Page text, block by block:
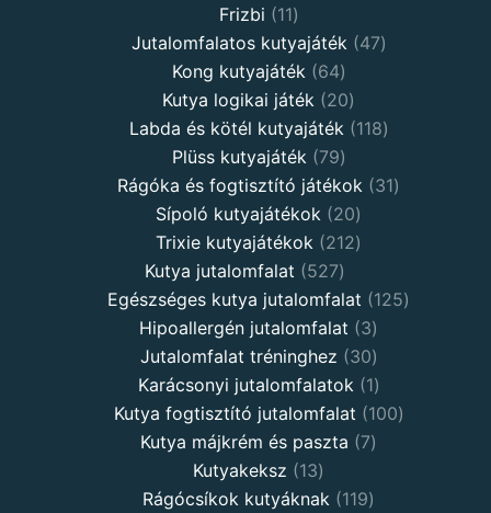
Frizbi 1111
products
Jutalomfalatos kutyajáték 4747
Kong kutyajáték 6464
products
Kutya logikai játék 2020
products
Labda és kötél kutyajáték 118118
Plüss kutyajáték 7979
products
Rágóka és fogtisztító játékok 3131
Sípoló kutyajátékok 2020
products
Trixie kutyajátékok 212212
Kutya jutalomfalat 527527
products
Egészséges kutya jutalomfalat 125125
Hipoallergén jutalomfalat 33
products
Jutalomfalat tréninghez 3030
products
Karácsonyi jutalomfalatok 11
product
Kutya fogtisztító jutalomfalat 100100
Kutya májkrém és paszta 77
Kutyakeksz 1313
products
Rágócsíkok kutyáknak 119119